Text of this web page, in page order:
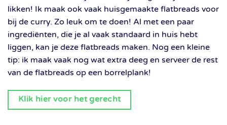
likken! Ik maak ook vaak huisgemaakte flatbreads voor
bij de curry. Zo leuk om te doen! Al met een paar
ingrediënten, die je al vaak standaard in huis hebt
liggen, kan je deze flatbreads maken. Nog een kleine
tip: ik maak vaak nog wat extra deeg en serveer de rest
van de flatbreads op een borrelplank!
Klik hier voor het gerecht